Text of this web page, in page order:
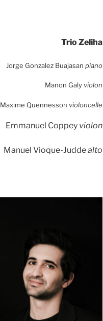
Trio Zeliha
Jorge Gonzalez Buajasan piano
Manon Galy violon
Maxime Quennesson violoncelle
Emmanuel Coppey violon
Manuel Vioque-Juddealto